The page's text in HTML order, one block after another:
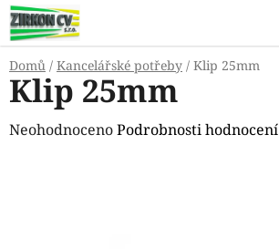
Přejít
na
obsah
Domů / Kancelářské potřeby / Klip 25mm
Klip 25mm
Průměrné
NeohodnocenoPodrobnosti hodnocení